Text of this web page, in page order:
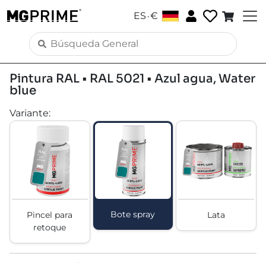
ES .€
Pintura RAL • RAL 5021 • Azul agua, Water
blue
Variante:
Pincel para
retoque
Bote spray Lata